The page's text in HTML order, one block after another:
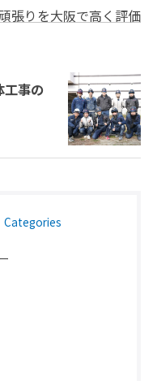
張りを大阪で高く評価
工事の
Categories